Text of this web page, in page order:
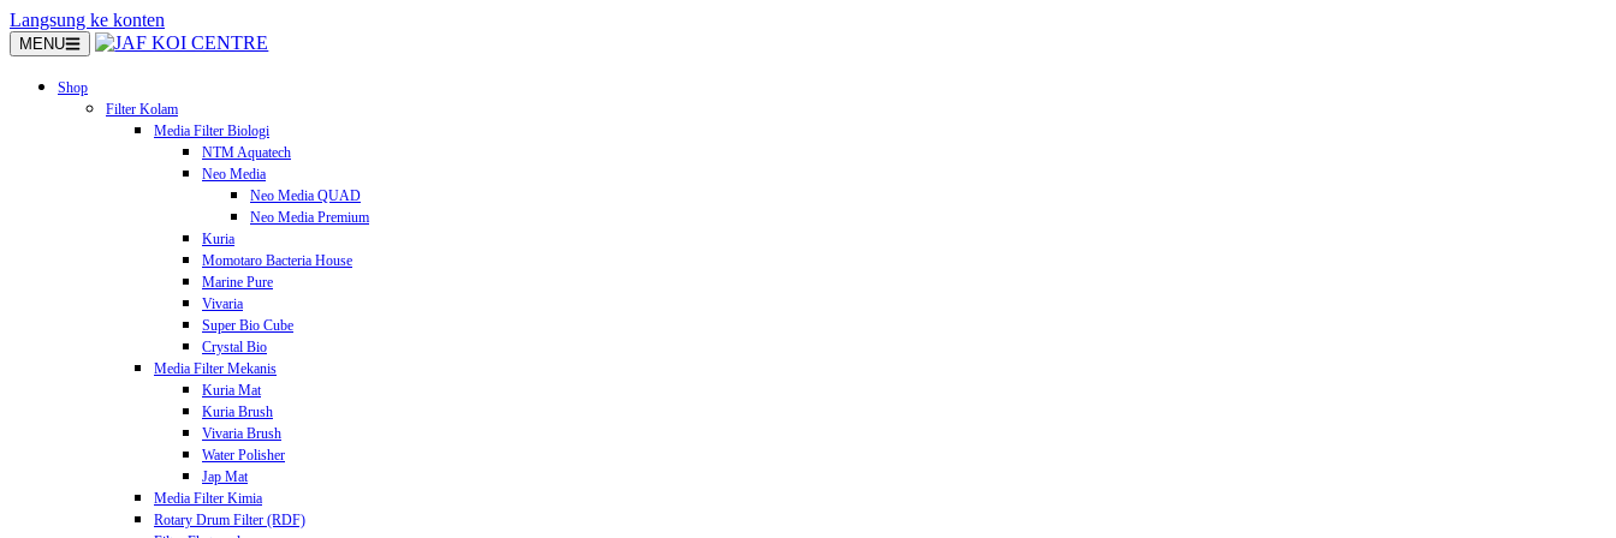
Langsung ke konten
MENU
Shop
Filter Kolam
Media Filter Biologi
NTM Aquatech
Neo Media
Neo Media QUAD
Neo Media Premium
Kuria
Momotaro Bacteria House
Marine Pure
Vivaria
Super Bio Cube
Crystal Bio
Media Filter Mekanis
Kuria Mat
Kuria Brush
Vivaria Brush
Water Polisher
Jap Mat
Media Filter Kimia
Rotary Drum Filter (RDF)